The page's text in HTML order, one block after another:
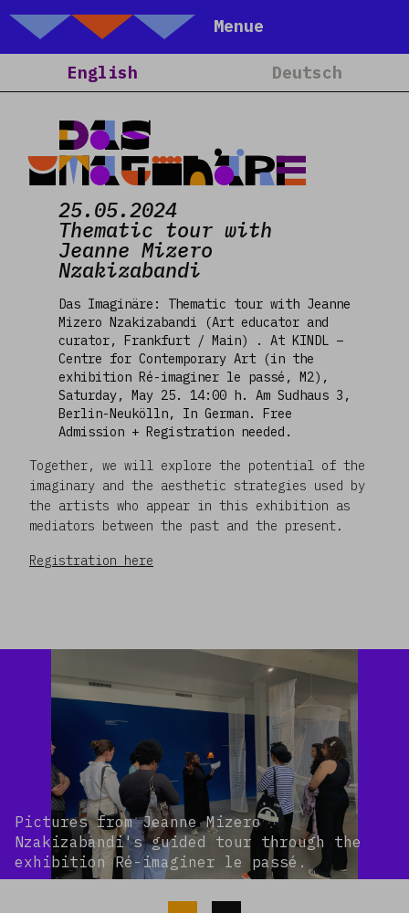
Talking Objects
Menue
Home
About
Calendar
Blog
Contact
English Deutsch
Das
Imaginäre
25.05.2024
Thematic tour with
Jeanne Mizero
Nzakizabandi
Das Imaginäre: Thematic tour with Jeanne
Mizero Nzakizabandi (Art educator and
curator, Frankfurt / Main) . At KINDL –
Centre for Contemporary Art (in the
exhibition Ré-imaginer le passé, M2),
Saturday, May 25. 14:00 h. Am Sudhaus 3,
Berlin-Neukölln, In German. Free
Admission + Registration needed.
Together, we will explore the potential of the
imaginary and the aesthetic strategies used by
the artists who appear in this exhibition as
mediators between the past and the present.
Registration here
Pictures from Jeanne Mizero
Nzakizabandi's guided tour through the
exhibition Ré-imaginer le passé.